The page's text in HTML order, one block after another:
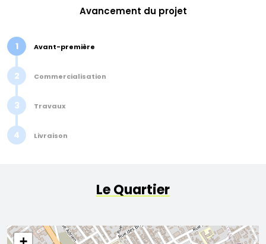
Avancement du projet
1 Avant-première
2 Commercialisation
3 Travaux
4 Livraison
Le Quartier